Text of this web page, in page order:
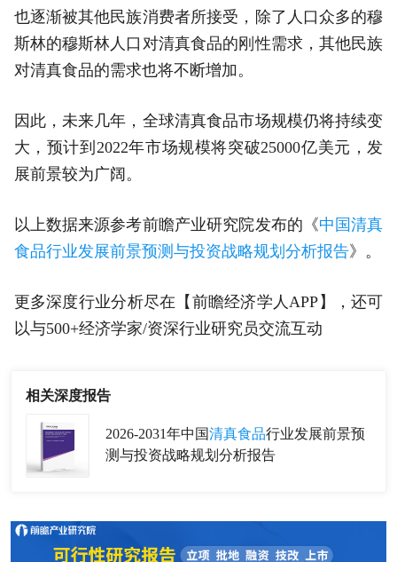
也逐渐被其他民族消费者所接受，除了人口众多的穆
斯林的穆斯林人口对清真食品的刚性需求，其他民族
对清真食品的需求也将不断增加。
因此，未来几年，全球清真食品市场规模仍将持续变
大，预计到2022年市场规模将突破25000亿美元，发
展前景较为广阔。
以上数据来源参考前瞻产业研究院发布的《中国清真
食品行业发展前景预测与投资战略规划分析报告》。
更多深度行业分析尽在【前瞻经济学人APP】，还可
以与500+经济学家/资深行业研究员交流互动
相关深度报告
2026-2031年中国清真食品行业发展前景预
测与投资战略规划分析报告